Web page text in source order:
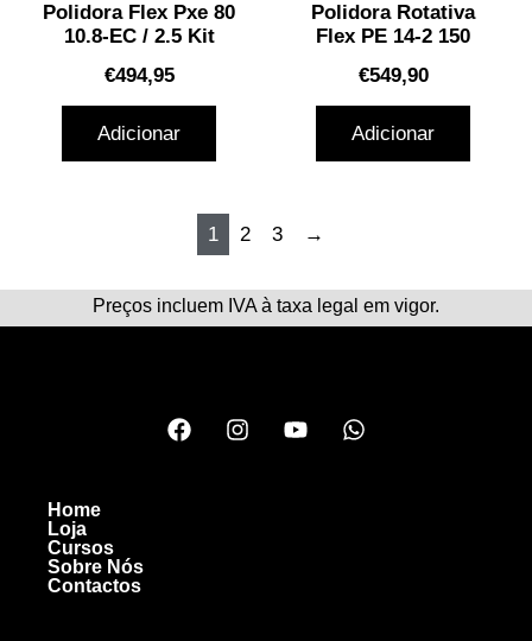
Polidora Flex Pxe 80
10.8-EC / 2.5 Kit
€494,95
Adicionar
Polidora Rotativa
Flex PE 14-2 150
€549,90
Adicionar
1 2 3 →
Preços incluem IVA à taxa legal em vigor.
Home
Loja
Cursos
Sobre Nós
Contactos